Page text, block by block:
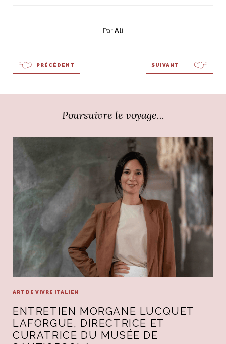
Par Ali
PRÉCÉDENT SUIVANT
Poursuivre le voyage...
ART DE VIVRE ITALIEN
ENTRETIEN MORGANE LUCQUET
LAFORGUE, DIRECTRICE ET
CURATRICE DU MUSÉE DE